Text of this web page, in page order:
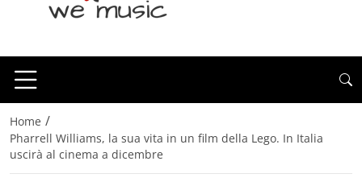
Home /
Pharrell Williams, la sua vita in un film della Lego. In Italia
uscirà al cinema a dicembre